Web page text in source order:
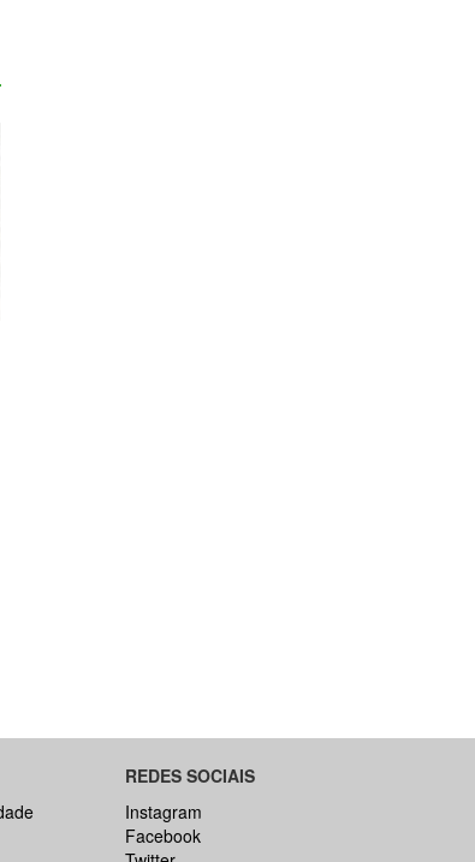
REDES SOCIAIS
Instagram
Facebook